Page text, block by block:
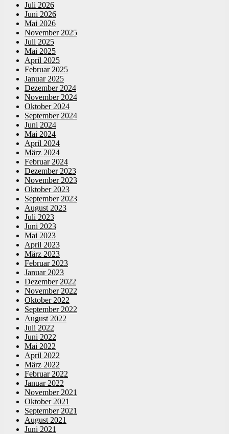
Juli 2026
Juni 2026
Mai 2026
November 2025
Juli 2025
Mai 2025
April 2025
Februar 2025
Januar 2025
Dezember 2024
November 2024
Oktober 2024
September 2024
Juni 2024
Mai 2024
April 2024
März 2024
Februar 2024
Dezember 2023
November 2023
Oktober 2023
September 2023
August 2023
Juli 2023
Juni 2023
Mai 2023
April 2023
März 2023
Februar 2023
Januar 2023
Dezember 2022
November 2022
Oktober 2022
September 2022
August 2022
Juli 2022
Juni 2022
Mai 2022
April 2022
März 2022
Februar 2022
Januar 2022
November 2021
Oktober 2021
September 2021
August 2021
Juni 2021